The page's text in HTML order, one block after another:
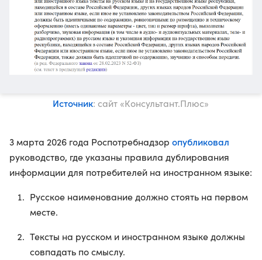
Источник: сайт «Консультант.Плюс»
3 марта 2026 года Роспотребнадзор опубликовал
руководство, где указаны правила дублирования
информации для потребителей на иностранном языке:
Русское наименование должно стоять на первом
месте.
Тексты на русском и иностранном языке должны
совпадать по смыслу.